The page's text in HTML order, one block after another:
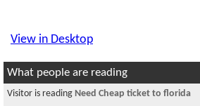
View in Desktop
What people are reading
Visitor is reading Need Cheap ticket to florida